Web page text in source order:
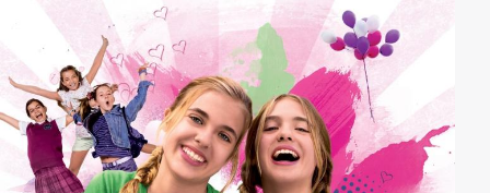
bundesdeutsche Politik hat er seit den 1960er Jahren
mitgestaltet.